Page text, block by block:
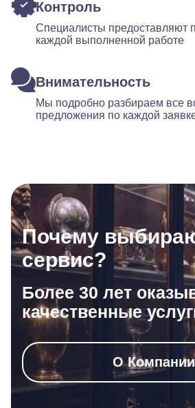
Контроль
Специалисты предоставляют
каждой выполненной работе
Внимательность
Мы подробно разбираем все
предложения по каждой
Почему
сервис?
Более 30 лет
качественные
О Компании